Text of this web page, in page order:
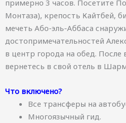
примерно 3 часов. Посетите
Монтаза), крепость Кайтбей,
мечеть Або-эль-Аббаса
достопримечательностей
в центр города на обед. После
вернетесь в свой отель в
Что включено?
Все трансферы на
Многоязычный гид.